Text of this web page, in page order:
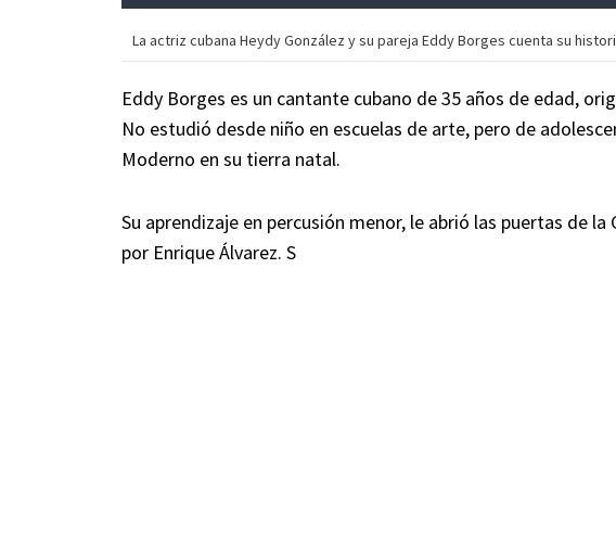
La actriz cubana Heydy González y su pareja Eddy Borges cuenta su
Eddy Borges es un cantante cubano de 35 años de edad,
No estudió desde niño en escuelas de arte, pero de
Moderno en su tierra natal.
Su aprendizaje en percusión menor, le abrió las puertas de
por Enrique Álvarez. S